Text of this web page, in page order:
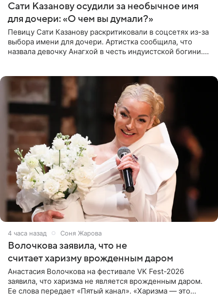
Сати Казанову осудили за необычное имя
для дочери: «О чем вы думали?»
Певицу Сати Казанову раскритиковали в соцсетях из-за
выбора имени для дочери. Артистка сообщила, что
назвала девочку Анагхой в честь индуистской богини.
4 часа назад Соня Жарова
Волочкова заявила, что не
считает харизму врожденным даром
Анастасия Волочкова на фестивале VK Fest-2026
заявила, что харизма не является врожденным даром.
Ее слова передает «Пятый канал». «Харизма — это